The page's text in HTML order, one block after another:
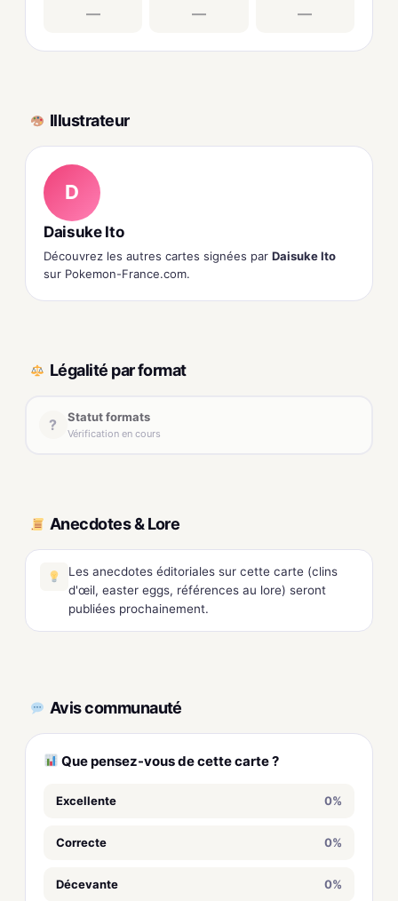
— — —
Illustrateur
D
Daisuke Ito
Découvrez les autres cartes signées par Daisuke Ito
sur Pokemon-France.com.
Légalité par format
? Statut formats
Vérification en cours
Anecdotes & Lore
Les anecdotes éditoriales sur cette carte (clins
d'œil, easter eggs, références au lore) seront
publiées prochainement.
Avis communauté
Que pensez-vous de cette carte ?
Excellente 0%
Correcte 0%
Décevante 0%